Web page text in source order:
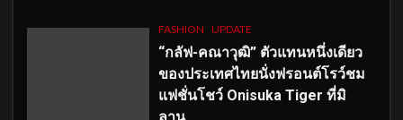
FASHION UPDATE
“กลัฟ-คณาวุฒิ” ตัวแทนหนึ่งเดียว
ของประเทศไทยนั่งฟรอนต์โรว์ชม
แฟชั่นโชว์ Onisuka Tiger ที่มิ
ลาน